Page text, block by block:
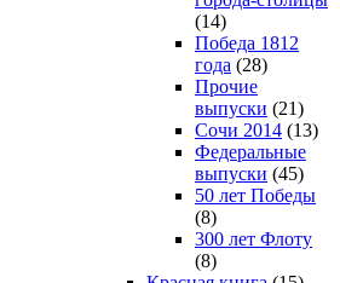
(14)
Победа 1812
года (28)
Прочие
выпуски (21)
Сочи 2014 (13)
Федеральные
выпуски (45)
50 лет Победы
(8)
300 лет Флоту
(8)